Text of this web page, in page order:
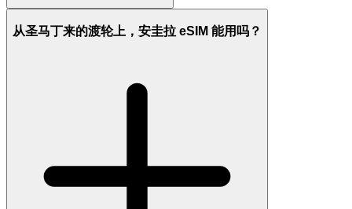
从圣马丁来的渡轮上，安圭拉 eSIM 能用吗？